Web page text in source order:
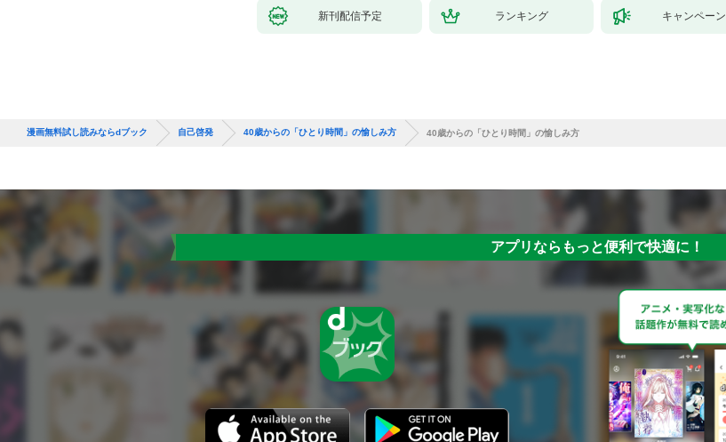
新刊配信予定 ランキング キャンペーン
漫画無料試し読みならdブック 自己啓発 40歳からの「ひとり時間」の愉しみ方 40歳からの「ひとり時間」の愉しみ方
アプリならもっと便利で快適に！